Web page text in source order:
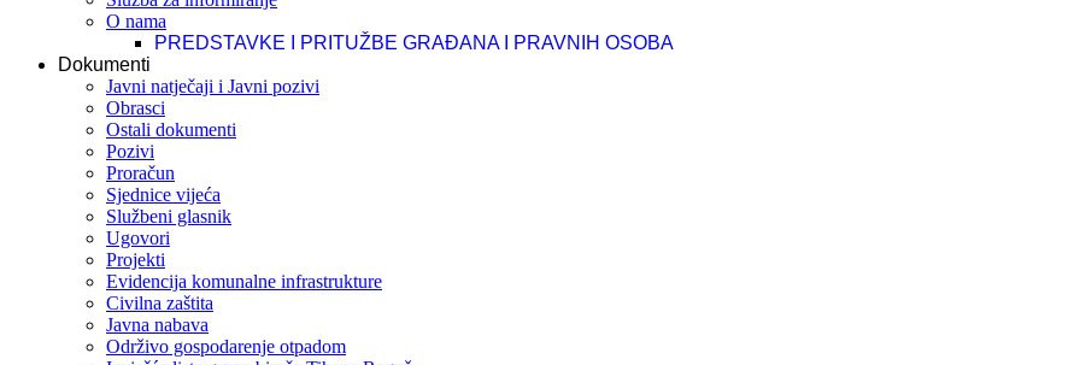
O nama
PREDSTAVKE I PRITUŽBE GRAĐANA I PRAVNIH OSOBA
Dokumenti
Javni natječaji i Javni pozivi
Obrasci
Ostali dokumenti
Pozivi
Proračun
Sjednice vijeća
Službeni glasnik
Ugovori
Projekti
Evidencija komunalne infrastrukture
Civilna zaštita
Javna nabava
Održivo gospodarenje otpadom